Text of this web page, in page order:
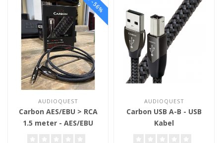
AUDIOQUEST
Carbon AES/EBU > RCA
1.5 meter - AES/EBU
AUDIOQUEST
Carbon USB A-B - USB
Kabel